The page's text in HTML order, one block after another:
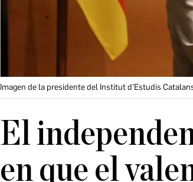
Imagen de la presidente del Institut d'Estudis
El
en que el